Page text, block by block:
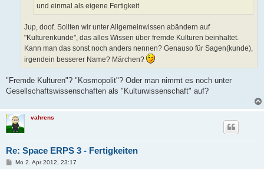
und einmal als eigene Fertigkeit
Jup, doof. Sollten wir unter Allgemeinwissen abändern auf
"Kulturenkunde", das alles Wissen über fremde Kulturen beinhaltet.
Kann man das sonst noch anders nennen? Genauso für Sagen(kunde),
irgendein besserer Name? Märchen?
"Fremde Kulturen"? "Kosmopolit"? Oder man nimmt es noch unter
Gesellschaftswissenschaften als "Kulturwissenschaft" auf?
vahrens
Re: Space ERPS 3 - Fertigkeiten
BMo 2. Apr 2012, 23:17